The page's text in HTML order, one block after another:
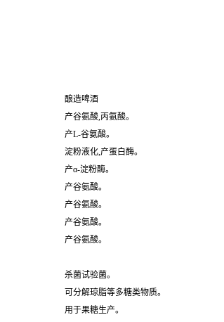
酿造啤酒
产谷氨酸,丙氨酸。
产L-谷氨酸。
淀粉液化,产蛋白酶。
产α-淀粉酶。
产谷氨酸。
产谷氨酸。
产谷氨酸。
产谷氨酸。
杀菌试验菌。
可分解琼脂等多糖类物质。
用于果糖生产。